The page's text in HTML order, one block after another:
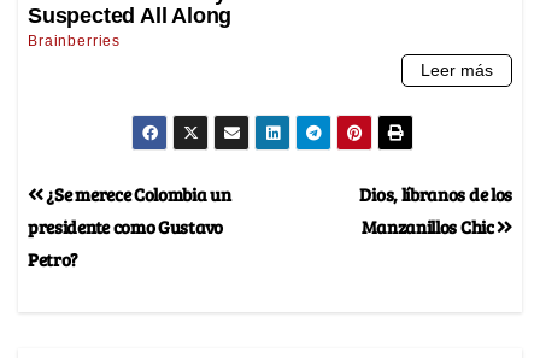
Dios, líbranos de los
Manzanillos Chic
¿Se merece Colombia un
presidente como Gustavo
Petro?